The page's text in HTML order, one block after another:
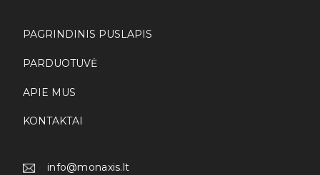
*
PAGRINDINIS PUSLAPIS
PARDUOTUVĖ
APIE MUS
KONTAKTAI
info@monaxis.lt